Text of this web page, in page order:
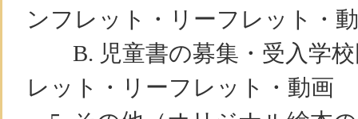
ンフレット・リーフレット・
B. 児童書の募集・受入学校
レット・リーフレット・動画